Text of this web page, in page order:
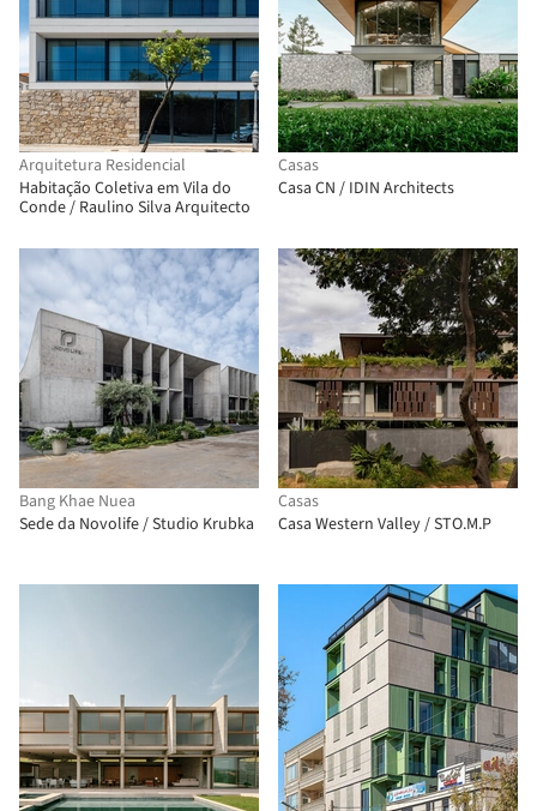
Arquitetura Residencial
Habitação Coletiva em Vila do
Conde / Raulino Silva Arquitecto
Casas
Casa CN / IDIN Architects
Bang Khae Nuea
Sede da Novolife / Studio Krubka
Casas
Casa Western Valley / STO.M.P